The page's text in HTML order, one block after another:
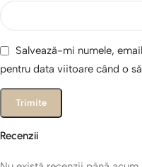
Recenzii
Salvează-mi numele,
pentru data viitoare când o